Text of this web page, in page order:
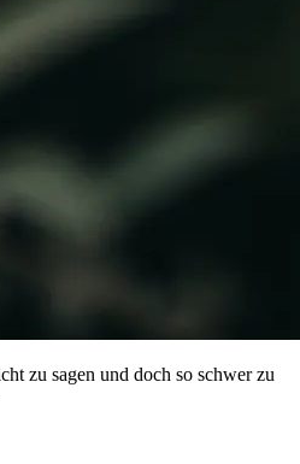
zu sagen und doch so schwer zu